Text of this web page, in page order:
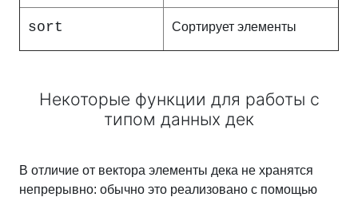
sort Сортирует элементы
Некоторые функции для работы с
типом данных дек
В отличие от вектора элементы дека не хранятся
непрерывно: обычно это реализовано с помощью